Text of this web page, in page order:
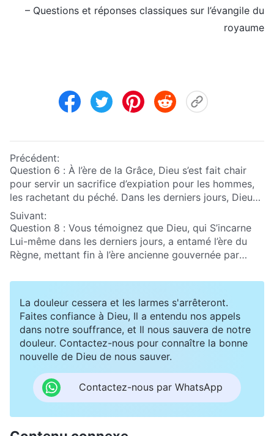
– Questions et réponses classiques sur l’évangile du
royaume
Précédent:
Question 6 : À l’ère de la Grâce, Dieu s’est fait chair
pour servir un sacrifice d’expiation pour les hommes,
les rachetant du péché. Dans les derniers jours, Dieu
est devenu chair à nouveau pour exprimer la vérité et
faire Son œuvre de jugement afin de purifier et sauver
l’homme complètement. Alors pourquoi Dieu a-t-Il
besoin de s’incarner deux fois pour faire l’œuvre du
salut de l’humanité ? Quelle est la vraie signification de
Suivant:
Question 8 : Vous témoignez que Dieu, qui S’incarne
Lui-même dans les derniers jours, a entamé l’ère du
Règne, mettant fin à l’ère ancienne gouvernée par
suivante : comment, dans les derniers jours, l’œuvre de
à l’ère sombre où l’humanité croyait en un Dieu vague
et où Satan gouvernait ? Faites-nous part, s’il vous
plaît, d’un échange détaillé.
La douleur cessera et les larmes s'arrêteront.
Faites confiance à Dieu, Il a entendu nos appels
dans notre souffrance, et Il nous sauvera de notre
douleur. Contactez-nous pour connaître la bonne
nouvelle de Dieu de nous sauver.
Contactez-nous par WhatsApp